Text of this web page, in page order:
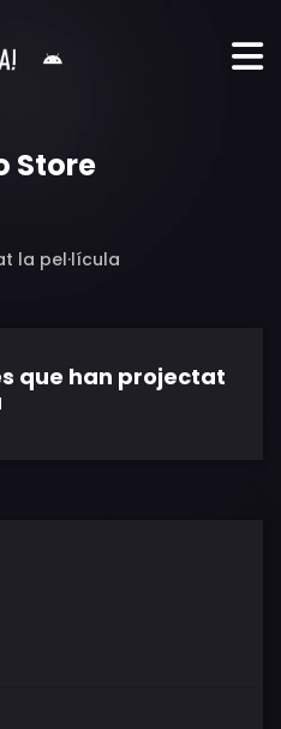
Store
la pel·lícula
que han projectat